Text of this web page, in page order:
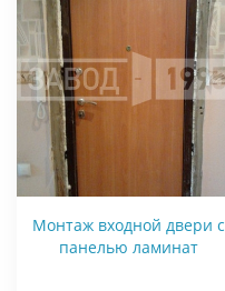
Монтаж входной двери с
панелью ламинат